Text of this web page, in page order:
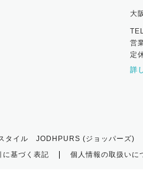
大
営
定
詳
タイル JODHPURS (ジョッパーズ)
に基づく表記 個人情報の取扱いに